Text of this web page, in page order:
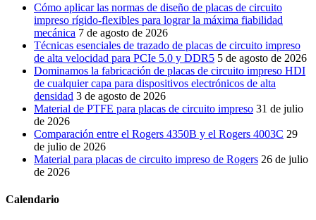
Cómo aplicar las normas de diseño de placas de circuito
impreso rígido-flexibles para lograr la máxima fiabilidad
mecánica 7 de agosto de 2026
Técnicas esenciales de trazado de placas de circuito impreso
de alta velocidad para PCIe 5.0 y DDR5 5 de agosto de 2026
Dominamos la fabricación de placas de circuito impreso HDI
de cualquier capa para dispositivos electrónicos de alta
densidad 3 de agosto de 2026
Material de PTFE para placas de circuito impreso 31 de julio
de 2026
Comparación entre el Rogers 4350B y el Rogers 4003C 29
de julio de 2026
Material para placas de circuito impreso de Rogers 26 de julio
de 2026
Calendario